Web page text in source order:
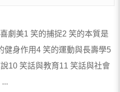
劇美1 笑的捕捉2 笑的本質是
身作用4 笑的運動與長壽學5
10 笑話與教育11 笑話與社會